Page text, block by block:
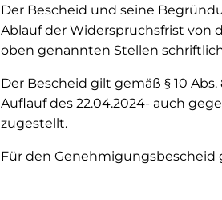
Der Bescheid und seine
Ablauf der Widerspruchsfrist von
oben genannten Stellen
Der Bescheid gilt gemäß § 10
Auflauf des 22.04.2024- auch
zugestellt.
Für den